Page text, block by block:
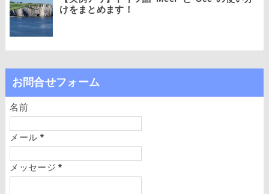
けをまとめます！
お問合せフォーム
名前
メール *
メッセージ*